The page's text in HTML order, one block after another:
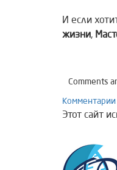
И если
жизни,
Comments
Комментарии
Этот сайт